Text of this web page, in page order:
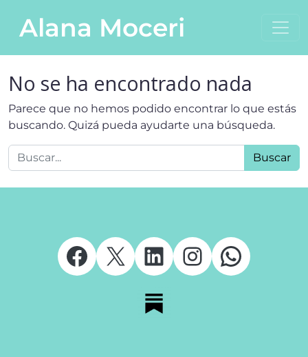
Navegación principal
Alana Moceri
No se ha encontrado nada
Parece que no hemos podido encontrar lo que estás
buscando. Quizá pueda ayudarte una búsqueda.
Buscar:
Facebook
X LinkedIn
Instagram